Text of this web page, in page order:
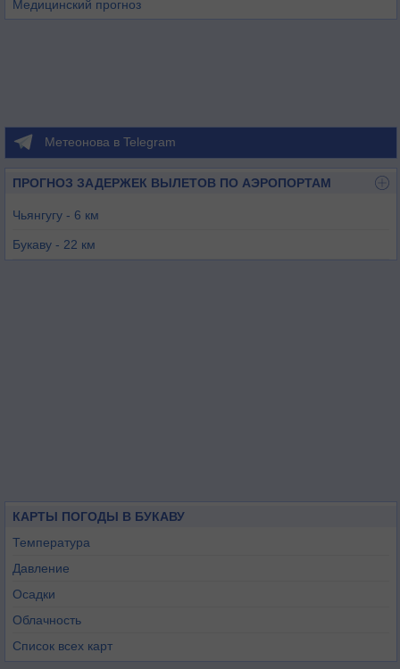
Медицинский прогноз
Метеонова в Telegram
ПРОГНОЗ ЗАДЕРЖЕК ВЫЛЕТОВ ПО АЭРОПОРТАМ
Чьянгугу - 6 км
Букаву - 22 км
КАРТЫ ПОГОДЫ В БУКАВУ
Температура
Давление
Осадки
Облачность
Список всех карт